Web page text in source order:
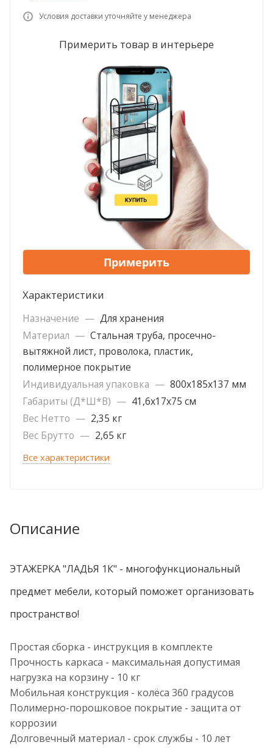
Условия доставки уточняйте у менеджера
Примерить товар в интерьере
Примерить
Характеристики
Назначение — Для хранения
Материал — Стальная труба, просечно-
вытяжной лист, проволока, пластик,
полимерное покрытие
Индивидуальная упаковка — 800х185х137 мм
Габариты (Д*Ш*В) — 41,6х17х75 см
Вес Нетто — 2,35 кг
Вес Брутто — 2,65 кг
Все характеристики
Описание
ЭТАЖЕРКА "ЛАДЬЯ 1К" - многофункциональный
предмет мебели, который поможет организовать
пространство!
Простая сборка - инструкция в комплекте
Прочность каркаса - максимальная допустимая
нагрузка на корзину - 10 кг
Мобильная конструкция - колёса 360 градусов
Полимерно-порошковое покрытие - защита от
коррозии
Долговечный материал - срок службы - 10 лет